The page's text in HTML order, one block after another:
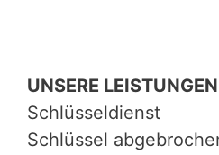
UNSERE LEISTUNGEN
Schlüsseldienst
Schlüssel